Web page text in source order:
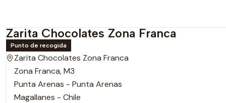
Zarita Chocolates Zona Franca
Punto de recogida
Zarita Chocolates Zona Franca
Zona Franca, M3
Punta Arenas - Punta Arenas
Magallanes - Chile